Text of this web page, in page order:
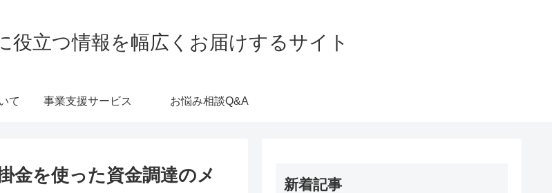
役立つ情報を幅広くお届けするサイト
て 事業支援サービス お悩み相談Q&A
金を使った資金調達のメ
新着記事